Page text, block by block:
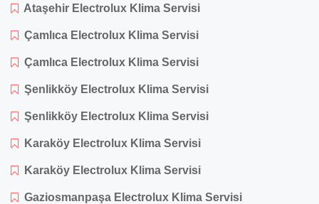
Ataşehir Electrolux Klima Servisi
Çamlıca Electrolux Klima Servisi
Çamlıca Electrolux Klima Servisi
Şenlikköy Electrolux Klima Servisi
Şenlikköy Electrolux Klima Servisi
Karaköy Electrolux Klima Servisi
Karaköy Electrolux Klima Servisi
Gaziosmanpaşa Electrolux Klima Servisi